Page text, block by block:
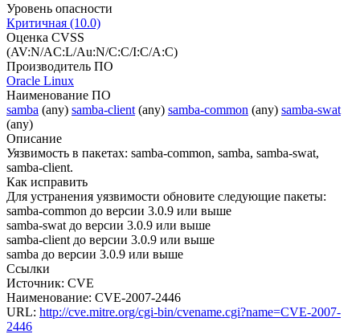
Уровень опасности
Критичная (10.0)
Оценка CVSS
(AV:N/AC:L/Au:N/C:C/I:C/A:C)
Производитель ПО
Oracle Linux
Наименование ПО
samba (any) samba-client (any) samba-common (any) samba-swat
(any)
Описание
Уязвимость в пакетах: samba-common, samba, samba-swat,
samba-client.
Как исправить
Для устранения уязвимости обновите следующие пакеты:
samba-common до версии 3.0.9 или выше
samba-swat до версии 3.0.9 или выше
samba-client до версии 3.0.9 или выше
samba до версии 3.0.9 или выше
Ссылки
Источник: CVE
Наименование: CVE-2007-2446
URL: http://cve.mitre.org/cgi-bin/cvename.cgi?name=CVE-2007-
2446